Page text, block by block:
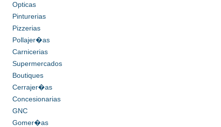
Opticas
Pinturerias
Pizzerias
Pollajer�as
Carnicerias
Supermercados
Boutiques
Cerrajer�as
Concesionarias
GNC
Gomer�as